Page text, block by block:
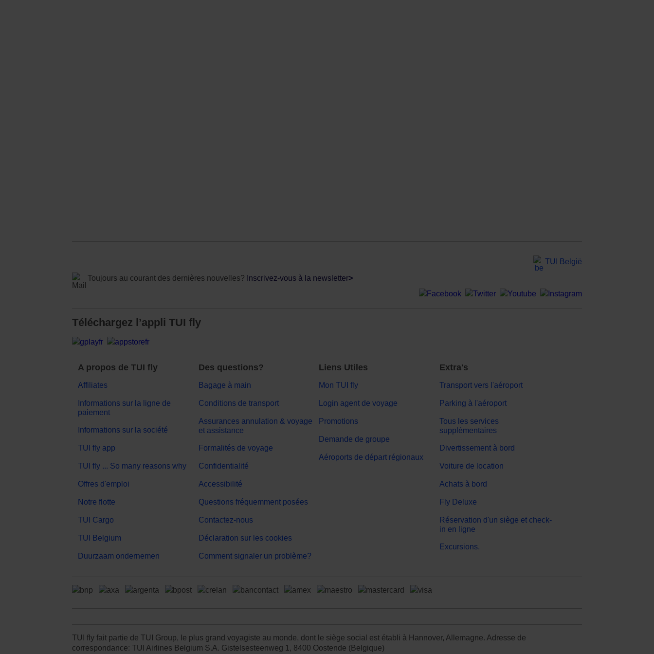
Toujours au courant des dernières nouvelles? Inscrivez-vous à la newsletter>
TUI België
Téléchargez l’appli TUI fly
A propos de TUI fly
Affiliates
Informations sur la ligne de
paiement
Informations sur la société
TUI fly app
TUI fly ... So many reasons why
Offres d'emploi
Notre flotte
TUI Cargo
TUI Belgium
Duurzaam ondernemen
Des questions?
Bagage à main
Conditions de transport
Assurances annulation & voyage
et assistance
Formalités de voyage
Confidentialité
Accessibilité
Questions fréquemment posées
Contactez-nous
Déclaration sur les cookies
Comment signaler un problème?
Liens Utiles
Mon TUI fly
Login agent de voyage
Promotions
Demande de groupe
Aéroports de départ régionaux
Extra's
Transport vers l'aéroport
Parking à l'aéroport
Tous les services
supplémentaires
Divertissement à bord
Voiture de location
Achats à bord
Fly Deluxe
Réservation d'un siège et check-
in en ligne
Excursions.
TUI fly fait partie de TUI Group, le plus grand voyagiste au monde, dont le siège social est établi à Hannover, Allemagne. Adresse de
correspondance: TUI Airlines Belgium S.A. Gistelsesteenweg 1, 8400 Oostende (Belgique)